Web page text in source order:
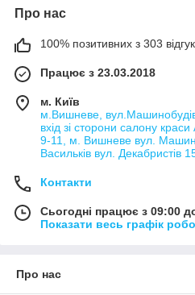
Про нас
100% позитивних з 303
Працює з 23.03.2018
м. Київ
м.Вишневе,
вхід зі сторони салону
9-11, м. Вишневе вул.
Васильків вул. Декабристів
Контакти
Сьогодні працює з 09:00
Показати весь графік
Про нас